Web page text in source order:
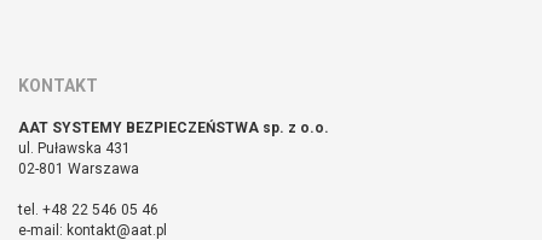
KONTAKT
AAT SYSTEMY BEZPIECZEŃSTWA sp. z o.o.
ul. Puławska 431
02-801 Warszawa
tel. +48 22 546 05 46
e-mail: kontakt@aat.pl